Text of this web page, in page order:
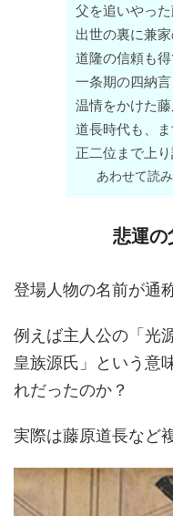
父を追いやっ
出世の裏に兼
道隆の信頼も
一条期の四納言
温情をかけた
道長時代も、
正二位まで上
あわせて読
悲運の
登場人物の名前が通
例えば主人公の「光
皇族源氏」という意
れだったのか？
実際は藤原道長など